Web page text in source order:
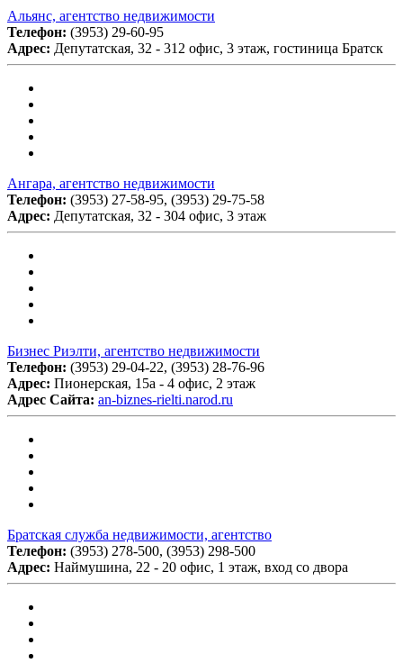
Альянс, агентство недвижимости
Телефон: (3953) 29-60-95
Адрес: Депутатская, 32 - 312 офис, 3 этаж, гостиница Братск
Ангара, агентство недвижимости
Телефон: (3953) 27-58-95, (3953) 29-75-58
Адрес: Депутатская, 32 - 304 офис, 3 этаж
Бизнес Риэлти, агентство недвижимости
Телефон: (3953) 29-04-22, (3953) 28-76-96
Адрес: Пионерская, 15а - 4 офис, 2 этаж
Адрес Сайта: an-biznes-rielti.narod.ru
Братская служба недвижимости, агентство
Телефон: (3953) 278-500, (3953) 298-500
Адрес: Наймушина, 22 - 20 офис, 1 этаж, вход со двора